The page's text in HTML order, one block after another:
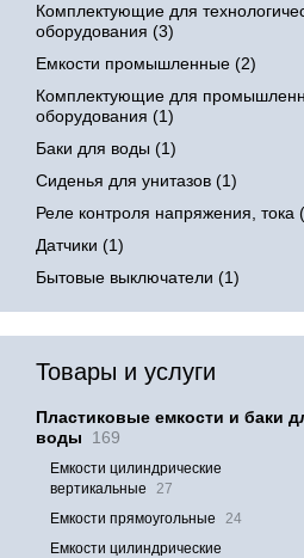
Комплектующие для
оборудования (3)
Емкости промышленные (2)
Комплектующие для
оборудования (1)
Баки для воды (1)
Сиденья для унитазов (1)
Реле контроля напряжения, тока
Датчики (1)
Бытовые выключатели (1)
Товары и услуги
Пластиковые емкости и баки
воды
169
Емкости цилиндрические
вертикальные
27
Емкости прямоугольные
24
Емкости цилиндрические